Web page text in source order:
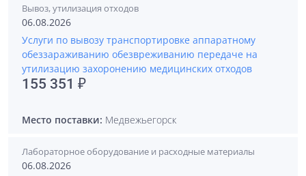
Вывоз, утилизация отходов
06.08.2026
Услуги по вывозу транспортировке аппаратному
обеззараживанию обезвреживанию передаче на
утилизацию захоронению медицинских отходов
155 351 ₽
Место поставки: Медвежьегорск
Лабораторное оборудование и расходные материалы
06.08.2026